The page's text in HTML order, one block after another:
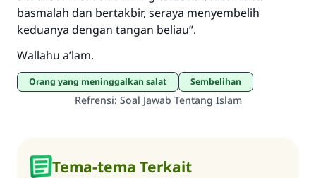
basmalah dan bertakbir, seraya menyembelih
keduanya dengan tangan beliau”.
Wallahu a’lam.
Orang yang meninggalkan salat Sembelihan
Refrensi: Soal Jawab Tentang Islam
Tema-tema Terkait